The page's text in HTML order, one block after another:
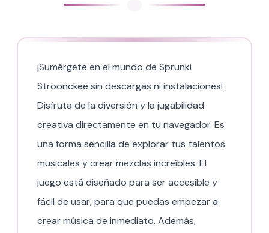
¡Sumérgete en el mundo de Sprunki
Stroonckee sin descargas ni instalaciones!
Disfruta de la diversión y la jugabilidad
creativa directamente en tu navegador. Es
una forma sencilla de explorar tus talentos
musicales y crear mezclas increíbles. El
juego está diseñado para ser accesible y
fácil de usar, para que puedas empezar a
crear música de inmediato. Además,